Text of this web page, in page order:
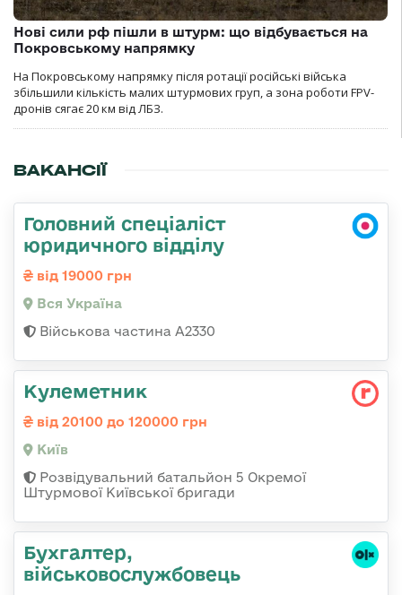
Нові сили рф пішли в штурм: що відбувається на
Покровському напрямку
На Покровському напрямку після ротації російські війська
збільшили кількість малих штурмових груп, а зона роботи FPV-
дронів сягає 20 км від ЛБЗ.
ВАКАНСІЇ
Головний спеціаліст
юридичного відділу
від 19000 грн
Вся Україна
Військова частина A2330
Кулеметник
від 20100 до 120000 грн
Київ
Розвідувальний батальйон 5 Окремої
Штурмової Київської бригади
Бухгалтер,
військовослужбовець